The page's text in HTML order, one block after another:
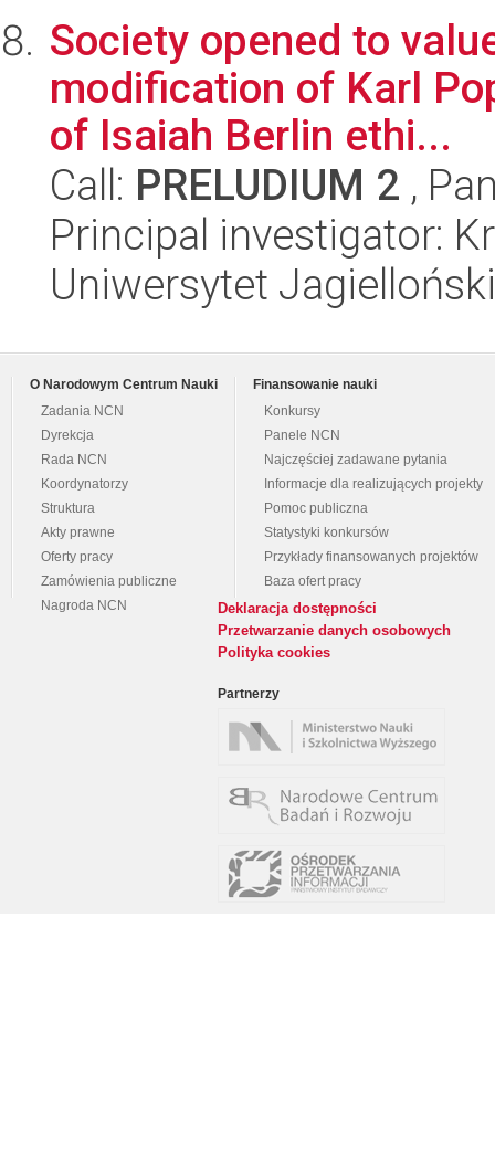
Society opened to
modification of Karl
of Isaiah Berlin ethi...
Call: PRELUDIUM 2 ,
Principal investigator:
Uniwersytet
O Narodowym Centrum Nauki
Zadania NCN
Dyrekcja
Rada NCN
Koordynatorzy
Struktura
Akty prawne
Oferty pracy
Zamówienia publiczne
Nagroda NCN
Finansowanie nauki
Konkursy
Panele NCN
Najczęściej zadawane pytania
Informacje dla realizujących projekty
Pomoc publiczna
Statystyki konkursów
Przykłady finansowanych projektów
Baza ofert pracy
Deklaracja dostępności
Przetwarzanie danych osobowych
Polityka cookies
Partnerzy